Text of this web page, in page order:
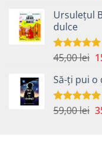
a
Ursulețul
dulce
Evaluat la
45,00lei
a
Să-ți pui o
Evaluat la
59,00lei